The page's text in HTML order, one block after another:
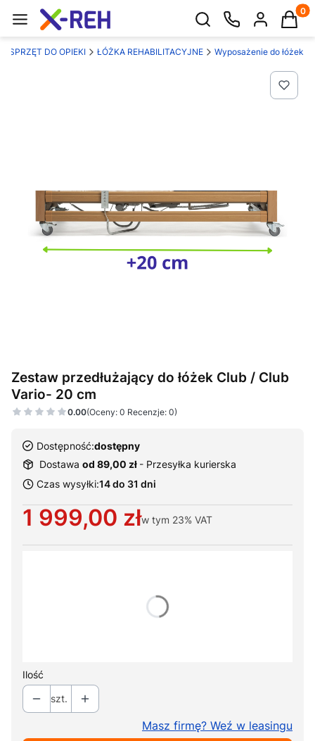
Otwórz wyszukiwarkę
SPRZĘT DO OPIEKI ŁÓŻKA REHABILITACYJNE Wyposażenie do łóżek
Zestaw przedłużający do łóżek Club / Club
Vario- 20 cm
0.00(Oceny: 0 Recenzje: 0)
Dostępność:dostępny
Dostawa od 89,00 zł - Przesyłka kurierska
Czas wysyłki:14 do 31 dni
Cena
1 999,00 złw tym 23% VAT
Ilość
szt.
Masz firmę? Weź w leasingu